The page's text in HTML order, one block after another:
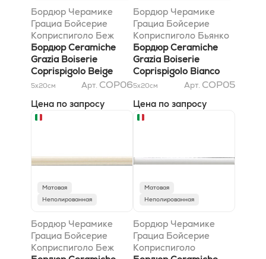
Бордюр Черамике
Грациа Бойсерие
Коприспиголо Беж
Матт 1,2x20
Бордюр Ceramiche
Grazia Boiserie
Coprispigolo Beige
Matt 1,2x20
5x20см Арт. COP06
Цена по запросу
Бордюр Черамике
Грациа Бойсерие
Коприспиголо Бьянко
Кракеле 1,2x20
Бордюр Ceramiche
Grazia Boiserie
Coprispigolo Bianco
Craquele 1,2x20
5x20см Арт. COP05
Цена по запросу
Матовая
Неполированная
Бордюр Черамике
Грациа Бойсерие
Коприспиголо Беж
Матовая
Неполированная
Бордюр Черамике
Грациа Бойсерие
Коприспиголо